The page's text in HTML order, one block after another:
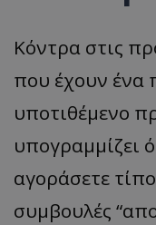
Κόντρα στις
που έχουν ένα
υποτιθέμενο
υπογραμμίζει
αγοράσετε
συμβουλές